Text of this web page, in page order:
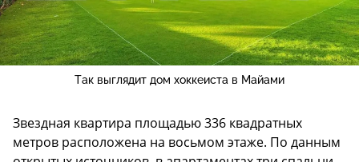
Так выглядит дом хоккеиста в Майами
Звездная квартира площадью 336 квадратных
метров расположена на восьмом этаже. По данным